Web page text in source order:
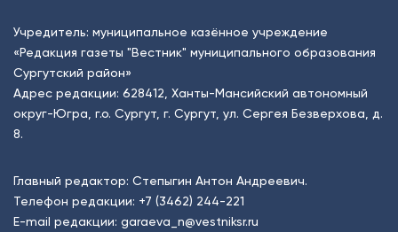
Учредитель: муниципальное казённое учреждение
«Редакция газеты "Вестник" муниципального образования
Сургутский район»
Адрес редакции: 628412, Ханты-Мансийский автономный
округ-Югра, г.о. Сургут, г. Сургут, ул. Сергея Безверхова, д.
8.
Главный редактор: Степыгин Антон Андреевич.
Телефон редакции: +7 (3462) 244-221
E-mail редакции: garaeva_n@vestniksr.ru